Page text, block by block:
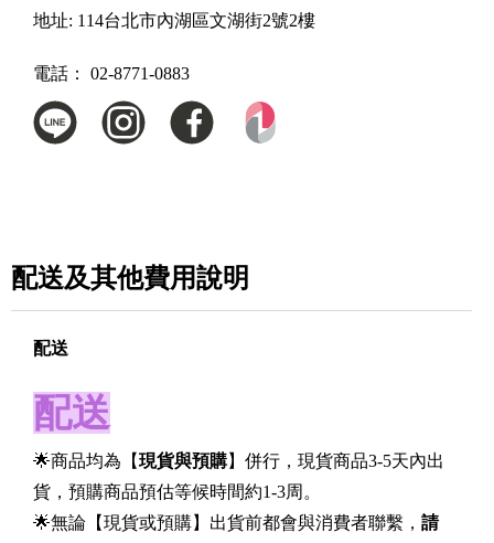
地址: 114台北市內湖區文湖街2號2樓
電話： 02-8771-0883
配送及其他費用說明
配送
配送
🌟商品均為【現貨與預購】併行，現貨商品3-5天內出
貨，預購商品預估等候時間約1-3周。
🌟無論【現貨或預購】出貨前都會與消費者聯繫， 請